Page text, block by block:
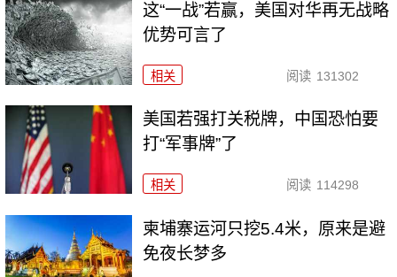
这“一战”若赢，美国对华再无战略
优势可言了
相关 阅读 131302
美国若强打关税牌，中国恐怕要
打“军事牌”了
相关 阅读 114298
柬埔寨运河只挖5.4米，原来是避
免夜长梦多